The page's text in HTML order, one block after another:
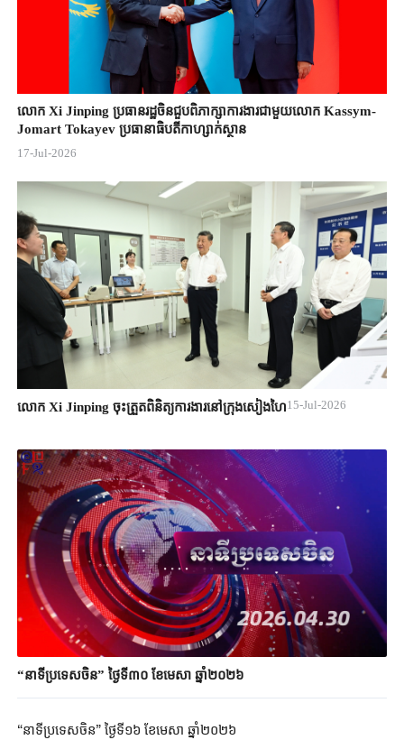
លោក Xi Jinping ប្រធានរដ្ឋចិន​ជួបពិភាក្សា​ការងារជាមួយ​លោក Kassym-
Jomart ​Tokayev ​ប្រធានាធិបតី​កាហ្សាក់ស្ថាន​
17-Jul-2026
លោក Xi Jinping ចុះត្រួតពិនិត្យការងារនៅក្រុងសៀងហៃ15-Jul-2026
“នាទីប្រទេសចិន” ថ្ងៃទី៣០ ខែមេសា ឆ្នាំ២០២៦
“នាទីប្រទេសចិន” ថ្ងៃទី១៦ ខែមេសា ឆ្នាំ២០២៦